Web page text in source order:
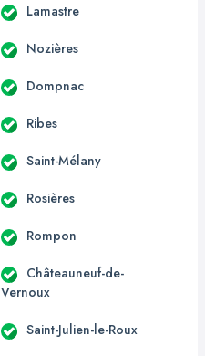
Lamastre
Nozières
Dompnac
Ribes
Saint-Mélany
Rosières
Rompon
Châteauneuf-de-
Vernoux
Saint-Julien-le-Roux